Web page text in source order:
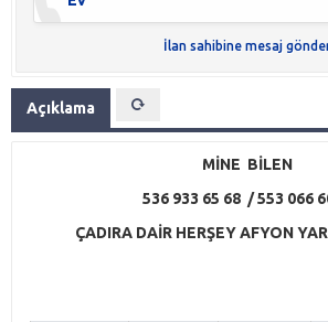
İlan sahibine mesaj
Açıklama
MİNE BİLEN
536 933 65 68 / 553 066
ÇADIRA DAİR HERŞEY AFYON